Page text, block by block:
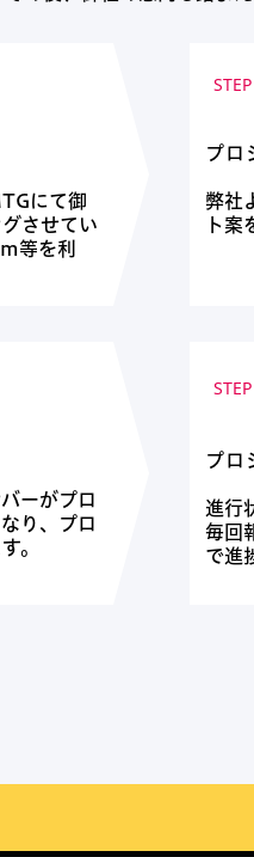
にて御
させてい
等を利
プロ
弊社
ト案
ーがプロ
り、プロ
。
プロ
進行
毎回
で進